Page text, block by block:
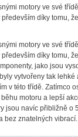
motory ve své
díky tomu,
motory ve své
díky tomu,
jako jsou
vytvořeny tak
v této třídě. Zatímco
motoru a lepší
jsou navíc přibližně o
bez znatelných vibrací.